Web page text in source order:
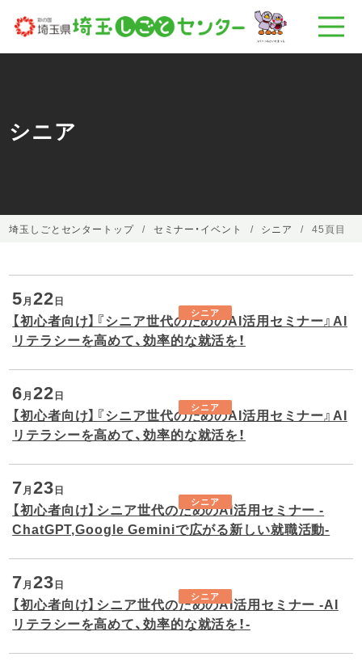
シニア
埼玉しごとセンタートップ セミナー・イベント シニア 45頁目
5月22日
【初心者向け】『シニア世代のためのAI活用セミナー』AI
リテラシーを高めて、効率的な就活を！
シニア
6月22日
【初心者向け】『シニア世代のためのAI活用セミナー』AI
リテラシーを高めて、効率的な就活を！
シニア
7月23日
【初心者向け】シニア世代のためのAI活用セミナー -
ChatGPT,Google Geminiで広がる新しい就職活動-
シニア
7月23日
【初心者向け】シニア世代のためのAI活用セミナー -AI
リテラシーを高めて、効率的な就活を！-
シニア